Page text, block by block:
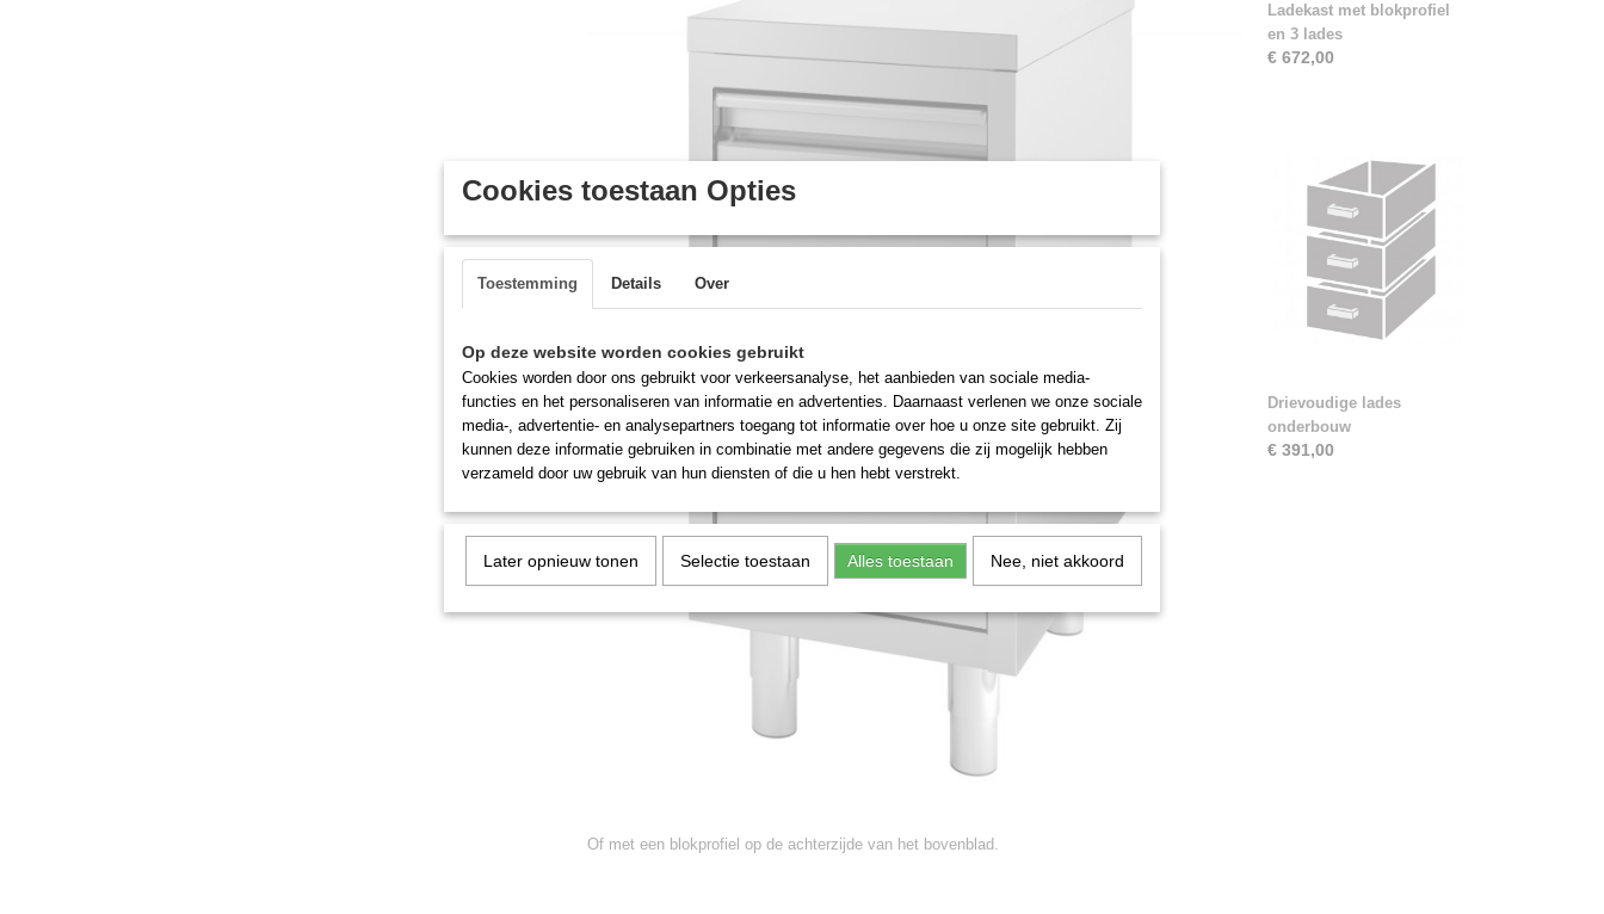
Of met een blokprofiel op de achterzijde van het bovenblad.
Ladekast met blokprofiel
en 3 lades
€ 672,00
Drievoudige lades
onderbouw
€ 391,00
Cookies toestaan Opties
Toestemming Details Over
Op deze website worden cookies gebruikt
Cookies worden door ons gebruikt voor verkeersanalyse, het aanbieden van sociale media-
functies en het personaliseren van informatie en advertenties. Daarnaast verlenen we onze sociale
media-, advertentie- en analysepartners toegang tot informatie over hoe u onze site gebruikt. Zij
kunnen deze informatie gebruiken in combinatie met andere gegevens die zij mogelijk hebben
verzameld door uw gebruik van hun diensten of die u hen hebt verstrekt.
Later opnieuw tonen Selectie toestaan Alles toestaan Nee, niet akkoord